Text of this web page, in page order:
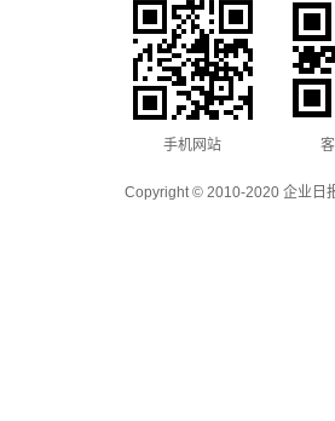
手机网站
Copyright © 2010-2020 企业日